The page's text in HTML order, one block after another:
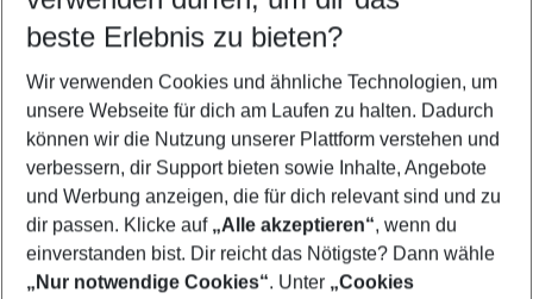
5-8 Nächte
2 Erwachsene Keine Kinder
Mehr Filter anzeigen
beste Erlebnis zu bieten?
Wir verwenden Cookies und ähnliche Technologien, um
unsere Webseite für dich am Laufen zu halten. Dadurch
können wir die Nutzung unserer Plattform verstehen und
verbessern, dir Support bieten sowie Inhalte, Angebote
und Werbung anzeigen, die für dich relevant sind und zu
dir passen. Klicke auf „Alle akzeptieren“, wenn du
einverstanden bist. Dir reicht das Nötigste? Dann wähle
„Nur notwendige Cookies“. Unter „Cookies